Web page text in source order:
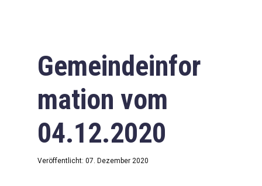
Gemeindeinfor
mation vom
04.12.2020
Veröffentlicht: 07. Dezember 2020